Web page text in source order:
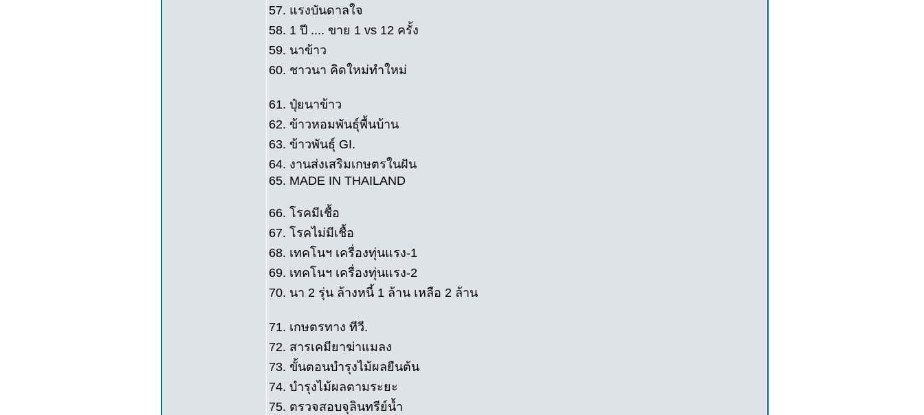
57. แรงบันดาลใจ
58. 1 ปี .... ขาย 1 vs 12 ครั้ง
59. นาข้าว
60. ชาวนา คิดใหม่ทำใหม่
61. ปุ๋ยนาข้าว
62. ข้าวหอมพันธุ์พื้นบ้าน
63. ข้าวพันธุ์ GI.
64. งานส่งเสริมเกษตรในฝัน
65. MADE IN THAILAND
66. โรคมีเชื้อ
67. โรคไม่มีเชื้อ
68. เทคโนฯ เครื่องทุ่นแรง-1
69. เทคโนฯ เครื่องทุ่นแรง-2
70. นา 2 รุ่น ล้างหนี้ 1 ล้าน เหลือ 2 ล้าน
71. เกษตรทาง ทีวี.
72. สารเคมียาฆ่าแมลง
73. ขั้นตอนบำรุงไม้ผลยืนต้น
74. บำรุงไม้ผลตามระยะ
75. ตรวจสอบจุลินทรีย์น้ำ